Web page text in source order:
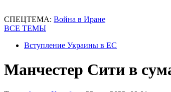
СПЕЦТЕМА: Война в Иране
ВСЕ ТЕМЫ
Вступление Украины в ЕС
Манчестер Сити в